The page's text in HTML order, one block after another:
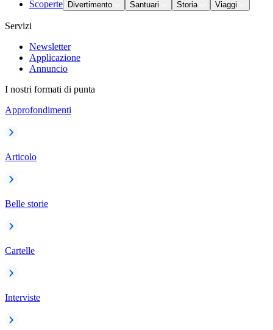
Scoperte Divertimento Santuari Storia Viaggi
Servizi
Newsletter
Applicazione
Annuncio
I nostri formati di punta
Approfondimenti
Articolo
Belle storie
Cartelle
Interviste